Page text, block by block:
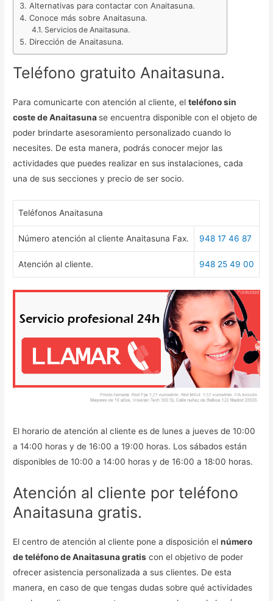
Alternativas para contactar con Anaitasuna.
Conoce más sobre Anaitasuna.
Servicios de Anaitasuna.
Dirección de Anaitasuna.
Teléfono gratuito Anaitasuna.
Para comunicarte con atención al cliente, elteléfono sin
coste de Anaitasuna se encuentra disponible con el objeto de
poder brindarte asesoramiento personalizado cuando lo
necesites. De esta manera, podrás conocer mejor las
actividades que puedes realizar en sus instalaciones, cada
una de sus secciones y precio de ser socio.
Teléfonos Anaitasuna
Número atención al cliente Anaitasuna Fax. 948 17 46 87
Atención al cliente. 948 25 49 00
El horario de atención al cliente es de lunes a jueves de 10:00
a 14:00 horas y de 16:00 a 19:00 horas. Los sábados están
disponibles de 10:00 a 14:00 horas y de 16:00 a 18:00 horas.
Atención al cliente por teléfono
Anaitasuna gratis.
El centro de atención al cliente pone a disposición elnúmero
de teléfono de Anaitasuna gratis con el objetivo de poder
ofrecer asistencia personalizada a sus clientes. De esta
manera, en caso de que tengas dudas sobre qué actividades